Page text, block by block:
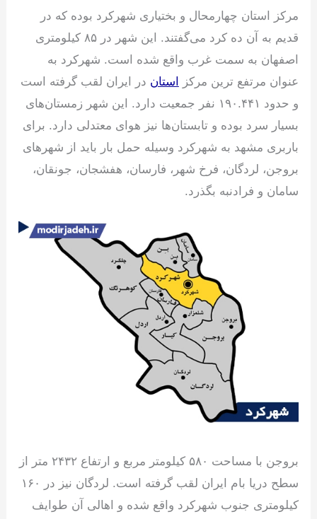
مرکز استان چهارمحال و بختیاری شهرکرد بوده که در
قدیم به آن ده کرد می‌گفتند. این شهر در ۸۵ کیلومتری
اصفهان به سمت غرب واقع شده است. شهرکرد به
عنوان مرتفع ترین مرکز
استان در ایران لقب گرفته است
و حدود ۱۹۰.۴۴۱ نفر جمعیت دارد. این شهر زمستان‌های
بسیار سرد بوده و تابستان‌ها نیز هوای معتدلی دارد. برای
باربری مشهد به شهرکرد وسیله حمل بار باید از شهرهای
بروجن، لردگان، فرخ شهر، فارسان، هفشجان، جونقان،
سامان و فرادنبه بگذرد.
بروجن با مساحت ۵۸۰ کیلومتر مربع و ارتفاع ۲۴۳۲ متر از
سطح دریا بام ایران لقب گرفته است. لردگان نیز در ۱۶۰
کیلومتری جنوب شهرکرد واقع شده و اهالی آن طوایف